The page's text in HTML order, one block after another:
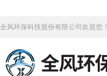
全风环保科技股份有限公司欢迎您！